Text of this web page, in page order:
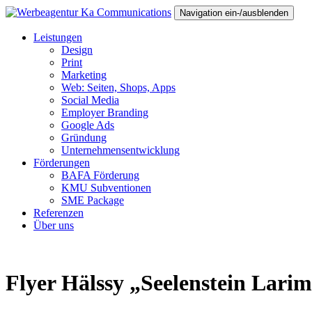
Navigation ein-/ausblenden
Leistungen
Design
Print
Marketing
Web: Seiten, Shops, Apps
Social Media
Employer Branding
Google Ads
Gründung
Unternehmensentwicklung
Förderungen
BAFA Förderung
KMU Subventionen
SME Package
Referenzen
Über uns
Flyer Hälssy „Seelenstein